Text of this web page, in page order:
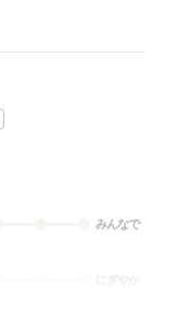
みんなで
にぎやか